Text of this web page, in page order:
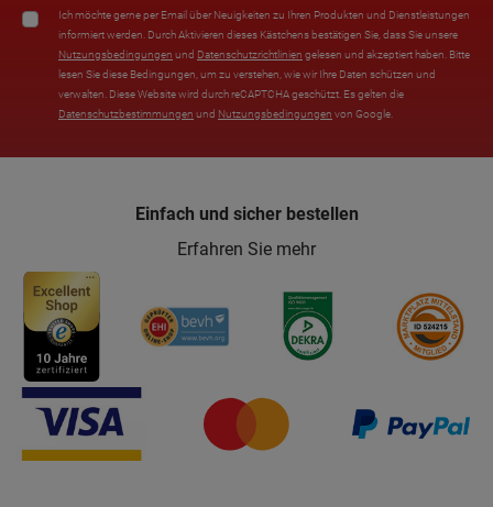
Ich möchte gerne per Email über Neuigkeiten zu Ihren Produkten und Dienstleistungen
informiert werden. Durch Aktivieren dieses Kästchens bestätigen Sie, dass Sie unsere
Nutzungsbedingungen und Datenschutzrichtlinien gelesen und akzeptiert haben. Bitte
lesen Sie diese Bedingungen, um zu verstehen, wie wir Ihre Daten schützen und
verwalten. Diese Website wird durch reCAPTCHA geschützt. Es gelten die
Datenschutzbestimmungen und Nutzungsbedingungen von Google.
Einfach und sicher bestellen
Erfahren Sie mehr